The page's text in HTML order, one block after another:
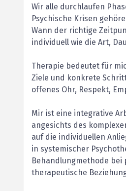
Wir alle durchlaufen
Psychische Krisen
Wann der richtige
individuell wie die Art,
Therapie bedeutet für
Ziele und konkrete
offenes Ohr, Respekt,
Mir ist eine integrative
angesichts des
auf die individuellen
in systemischer
Behandlungmethode bei
therapeutische